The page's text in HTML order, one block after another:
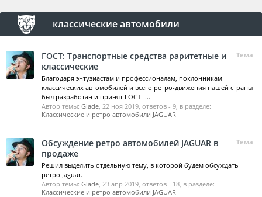
классические автомобили
Тема
ГОСТ: Транспортные средства раритетные и
классические
Благодаря энтузиастам и профессионалам, поклонникам
классических автомобилей и всего ретро-движения нашей страны
был разработан и принят ГОСТ -...
Автор темы: Glade, 22 ноя 2019, ответов - 9, в разделе:
Классические и ретро автомобили JAGUAR
Тема
Обсуждение ретро автомобилей JAGUAR в
продаже
Решил выделить отдельную тему, в которой будем обсуждать
ретро Jaguar.
Автор темы: Glade, 23 апр 2019, ответов - 18, в разделе:
Классические и ретро автомобили JAGUAR